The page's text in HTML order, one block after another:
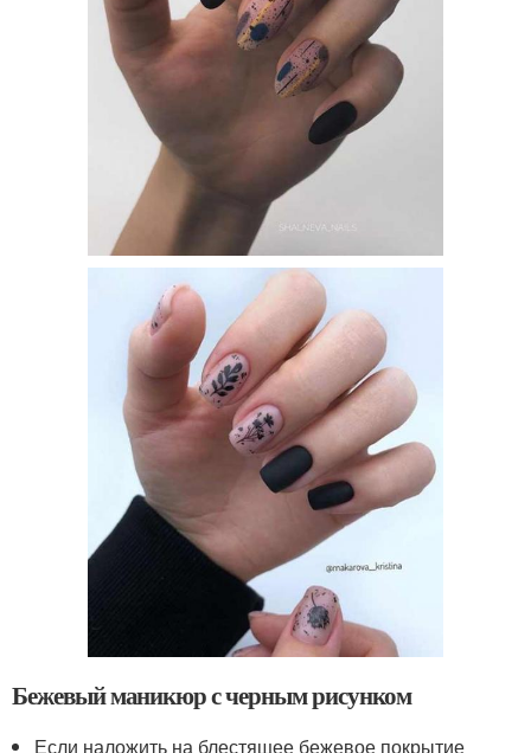
Бежевый маникюр с черным рисунком
Если наложить на блестящее бежевое покрытие